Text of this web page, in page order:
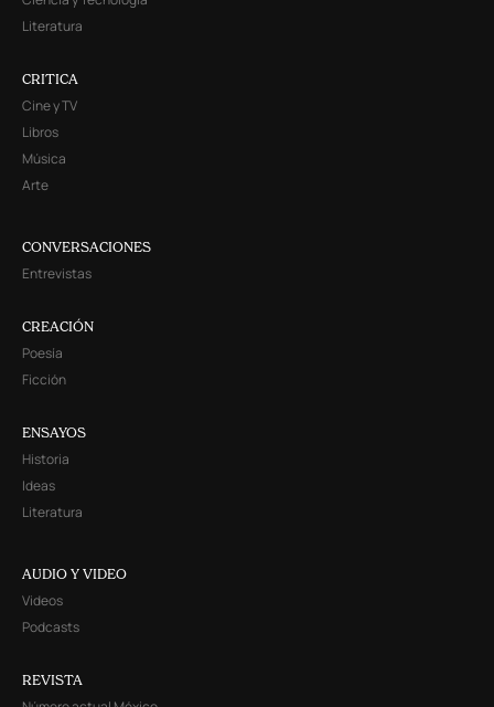
Literatura
CRITICA
Cine y TV
Libros
Música
Arte
CONVERSACIONES
Entrevistas
CREACIÓN
Poesía
Ficción
ENSAYOS
Historia
Ideas
Literatura
AUDIO Y VIDEO
Videos
Podcasts
REVISTA